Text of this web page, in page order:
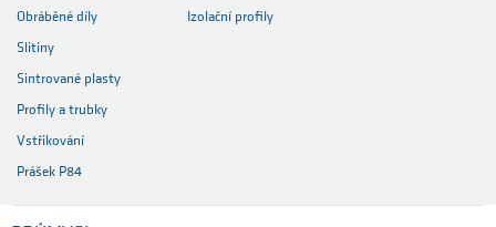
Obráběné díly
Slitiny
Sintrované plasty
Profily a trubky
Vstřikování
Prášek P84
Izolační profily